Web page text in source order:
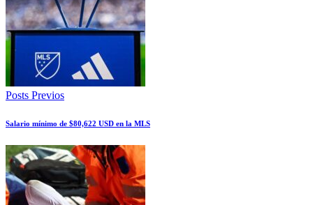
Posts Previos
Salario mínimo de $80,622 USD en la MLS